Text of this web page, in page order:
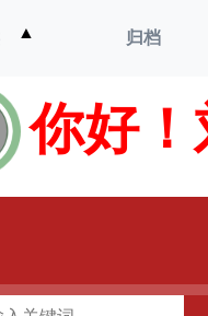
你好！
▲
单
归档